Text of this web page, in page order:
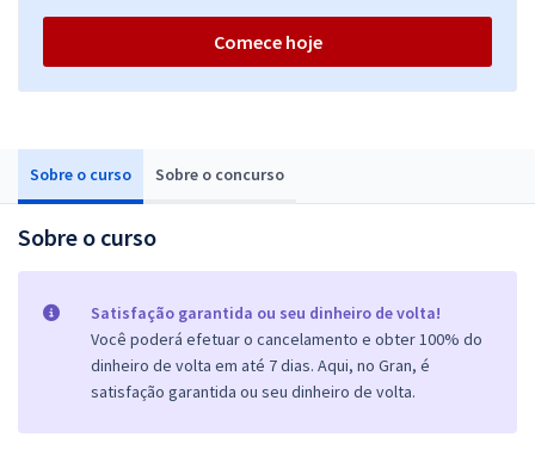
Sobre o curso Sobre o concurso
Sobre o curso
Satisfação garantida ou seu dinheiro de volta!
Você poderá efetuar o cancelamento e obter 100% do
dinheiro de volta em até 7 dias. Aqui, no Gran, é
satisfação garantida ou seu dinheiro de volta.
Comece hoje